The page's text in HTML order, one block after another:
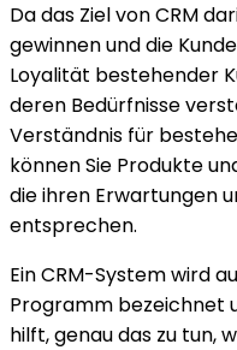
Da das Ziel von CRM
gewinnen und die
Loyalität bestehender
deren Bedürfnisse
Verständnis für
können Sie Produkte
die ihren Erwartungen
entsprechen.
Ein CRM-System wird
Programm bezeichnet
hilft, genau das zu tun,